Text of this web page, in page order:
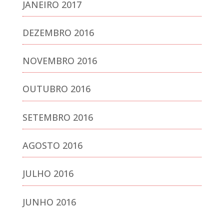
JANEIRO 2017
DEZEMBRO 2016
NOVEMBRO 2016
OUTUBRO 2016
SETEMBRO 2016
AGOSTO 2016
JULHO 2016
JUNHO 2016